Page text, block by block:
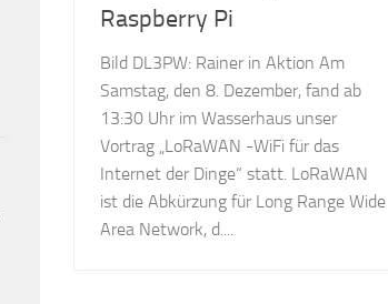
Raspberry Pi
Bild DL3PW: Rainer in Aktion Am
Samstag, den 8. Dezember, fand ab
13:30 Uhr im Wasserhaus unser
Vortrag „LoRaWAN -WiFi für das
Internet der Dinge“ statt. LoRaWAN
ist die Abkürzung für Long Range Wide
Area Network, d....